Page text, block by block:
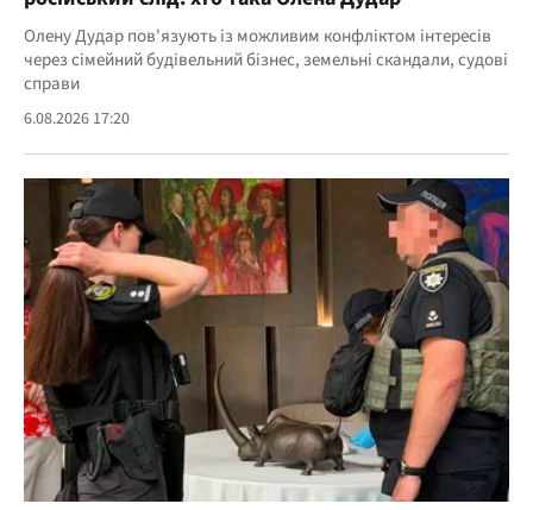
Олену Дудар пов'язують із можливим конфліктом інтересів
через сімейний будівельний бізнес, земельні скандали, судові
справи
6.08.2026 17:20